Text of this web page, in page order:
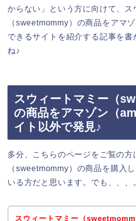
からない」という方に向けて、ス
（sweetmommy）の商品をアマ
できるサイトを紹介する記事を書
ね♪
スウィートマミー（
の商品をアマゾン（
イト以外で発見♪
多分、こちらのページをご覧の方
（sweetmommy）の商品を購入
いる方だと思います。でも、、、
スウィートマミー（